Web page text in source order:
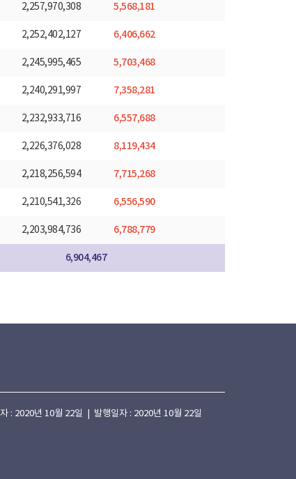
2,257,970,308 5,568,181
2,252,402,127 6,406,662
2,245,995,465 5,703,468
2,240,291,997 7,358,281
2,232,933,716 6,557,688
2,226,376,028 8,119,434
2,218,256,594 7,715,268
2,210,541,326 6,556,590
2,203,984,736 6,788,779
6,904,467
: 2020년 10월 22일 | 발행일자 : 2020년 10월 22일